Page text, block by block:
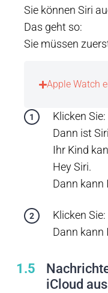
Sie können Siri
Das geht so:
Sie müssen
Apple Watch
Klicken Sie:
Dann ist
Ihr Kind
Hey Siri.
Dann kann
Klicken Sie:
Dann kann
1.5
iCloud